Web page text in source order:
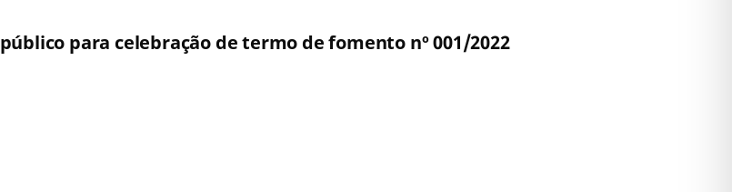
para celebração de termo de fomento nº 001/2022